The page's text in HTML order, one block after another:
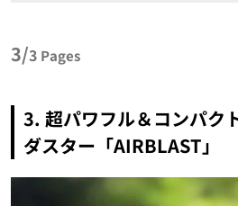
3/3 Pages
3. 超パワフル＆コンパク
ダスター「AIRBLAST」